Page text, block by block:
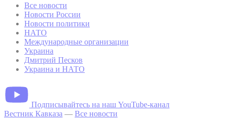
Все новости
Новости России
Новости политики
НАТО
Международные организации
Украина
Дмитрий Песков
Украина и НАТО
Подписывайтесь на наш YouTube-канал
Вестник Кавказа — Все новости